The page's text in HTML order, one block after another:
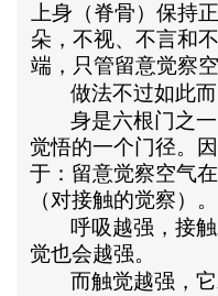
上身（脊骨）保持
朵，不视、不言和不
端 ，只管留意觉察
做法不过如此而
身是六根门之
觉悟的一个门径。
于：留意觉察空气
（对接触的觉察）。
呼吸越强，接
觉也会越强。
而触觉越强，